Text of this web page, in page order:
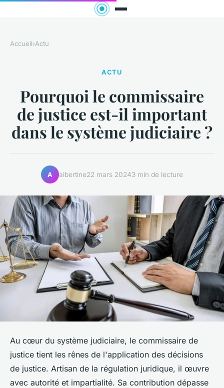
Accueil›Actu
ACTU
Pourquoi le commissaire
de justice est-il important
dans le système judiciaire ?
A albertine22 mars 20243 min de lecture
Au cœur du système judiciaire, le commissaire de
justice tient les rênes de l'application des décisions
de justice. Artisan de la régulation juridique, il œuvre
avec autorité et impartialité. Sa contribution dépasse